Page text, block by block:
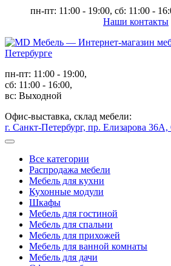
пн-пт: 11:00 - 19:00, сб: 11:00 -
Наши контакты
пн-пт: 11:00 - 19:00,
сб: 11:00 - 16:00,
вс: Выходной
Офис-выставка, склад мебели:
г. Санкт-Петербург, пр. Елизарова
Все категории
Распродажа мебели
Мебель для кухни
Кухонные модули
Шкафы
Мебель для гостиной
Мебель для спальни
Мебель для прихожей
Мебель для ванной комнаты
Мебель для дачи